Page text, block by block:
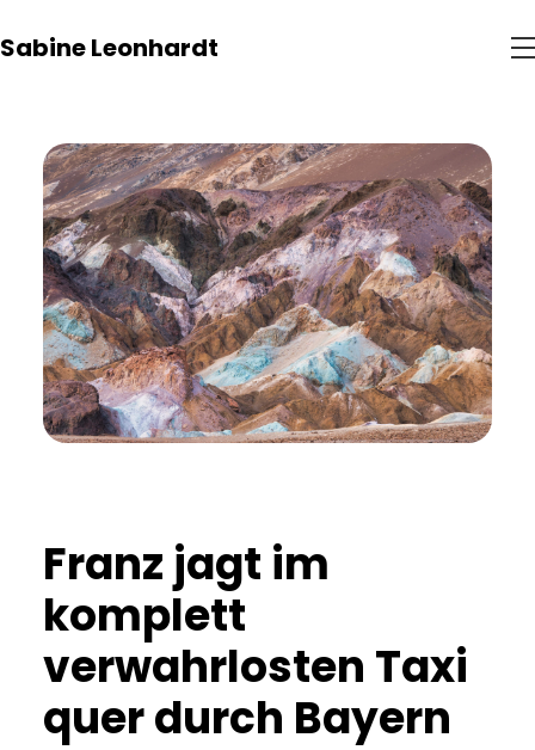
Sabine Leonhardt
Franz jagt im
komplett
verwahrlosten Taxi
quer durch Bayern